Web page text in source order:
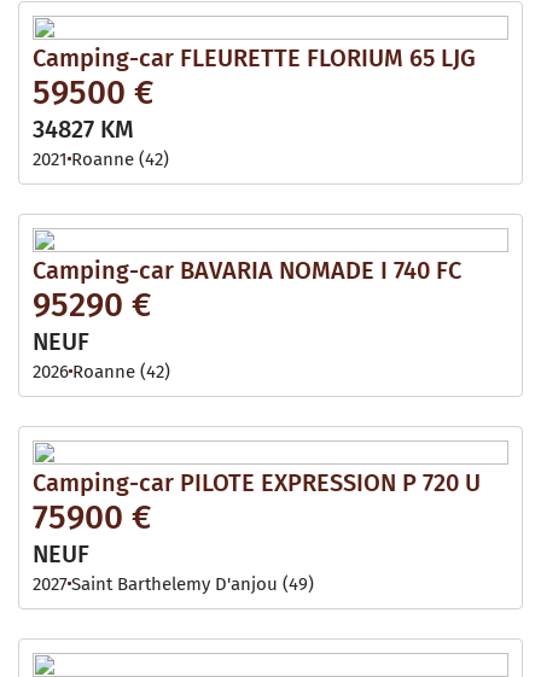
Camping-car FLEURETTE FLORIUM 65 LJG
59500 €
34827 KM
2021 Roanne (42)
Camping-car BAVARIA NOMADE I 740 FC
95290 €
NEUF
2026 Roanne (42)
Camping-car PILOTE EXPRESSION P 720 U
75900 €
NEUF
2027Saint Barthelemy D'anjou (49)